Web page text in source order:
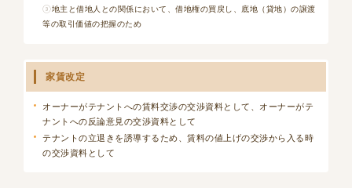
③地主と借地人との関係において、借地権の買戻し、底地（貸地）の譲渡
等の取引価値の把握のため
家賃改定
オーナーがテナントへの賃料交渉の交渉資料として、オーナーがテ
ナントへの反論意見の交渉資料として
テナントの立退きを誘導するため、賃料の値上げの交渉から入る時
の交渉資料として